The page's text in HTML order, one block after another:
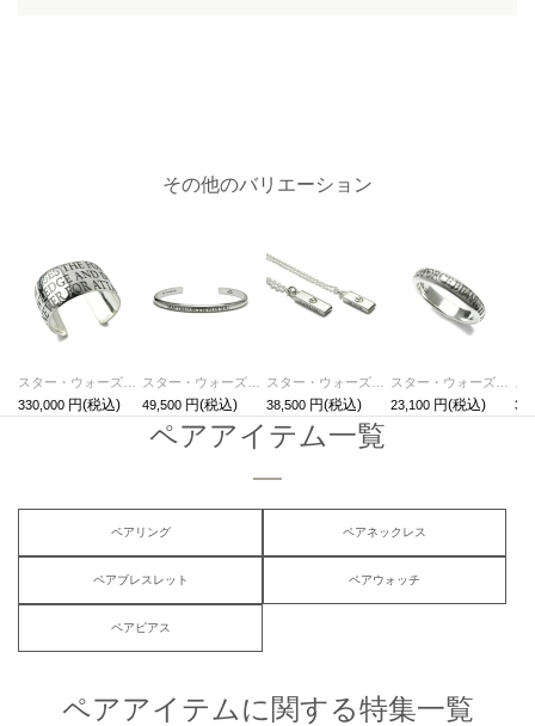
その他のバリエーション
スター・ウォーズ"STARWARS™"メッセージバングルL/ブレスレット
330,000
スター・ウォーズ"STARWARS™"メッセージバングルS/ブレスレット
49,500
スター・ウォーズ"STARWARS™"メッセージペアネックレス
38,500
スター・ウォーズ"STARWARS™"メッセージリングM/指輪・ペアリング
23,100
ペアアイテム一覧
ペアリング ペアネックレス
ペアブレスレット ペアウォッチ
ペアピアス
ペアアイテムに関する特集一覧